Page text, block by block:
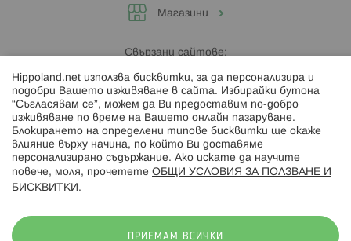
Магазини
Свързани сайтове:
Hippoland.ro
Последвайте ни:
Hippoland.net използва бисквитки, за да персонализира и
подобри Вашето изживяване в сайта. Избирайки бутона
“Съгласявам се”, можем да Ви предоставим по-добро
изживяване по време на Вашето онлайн пазаруване.
Блокирането на определени типове бисквитки ще окаже
влияние върху начина, по който Ви доставяме
персонализирано съдържание. Ако искате да научите
повече, моля, прочетете ОБЩИ УСЛОВИЯ ЗА ПОЛЗВАНЕ И
БИСКВИТКИ .
ПРИЕМАМ ВСИЧКИ